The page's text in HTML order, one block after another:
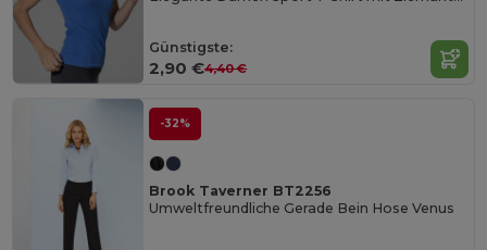
Günstigste:
2,90 €4,40 €
-32%
Brook Taverner BT2256
Umweltfreundliche Gerade Bein Hose Venus